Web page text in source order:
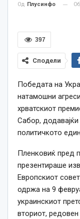
Од Плусинфо
397
Сподели
Победата на
натамошни
хрватскиот
Сабор,
политичкото
Пленковиќ пред
презентираше
Европскиот
одржа на 9
украинскиот
вториот,